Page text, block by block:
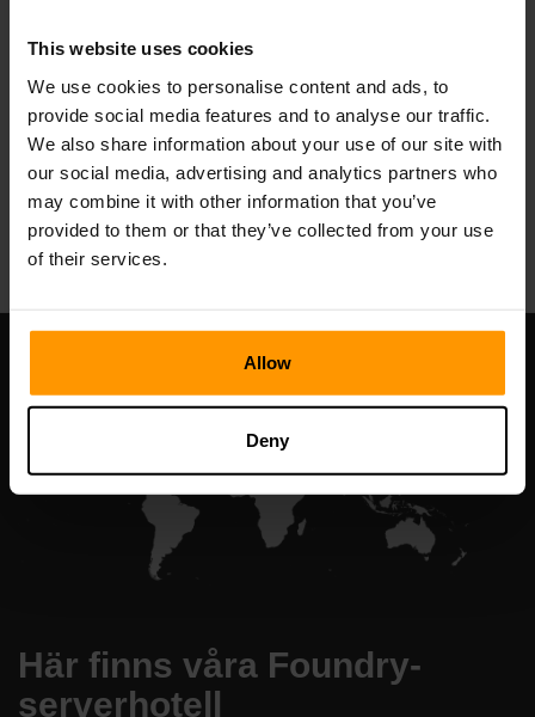
This website uses cookies
We use cookies to personalise content and ads, to
provide social media features and to analyse our traffic.
We also share information about your use of our site with
our social media, advertising and analytics partners who
may combine it with other information that you’ve
provided to them or that they’ve collected from your use
of their services.
Allow
Deny
Valheim
Serverhosting
All Games
Här finns våra Foundry-
serverhotell